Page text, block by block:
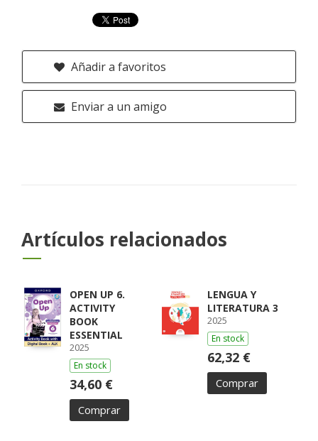
Añadir a favoritos
Enviar a un amigo
Artículos relacionados
OPEN UP 6.
ACTIVITY
BOOK
ESSENTIAL
2025
En stock
34,60 €
Comprar
LENGUA Y
LITERATURA 3
2025
En stock
62,32 €
Comprar